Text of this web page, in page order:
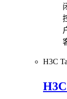
H3C